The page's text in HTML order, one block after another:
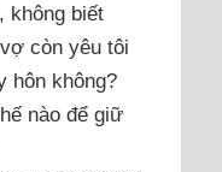
không biết
còn yêu tôi
hôn không?
nào để giữ